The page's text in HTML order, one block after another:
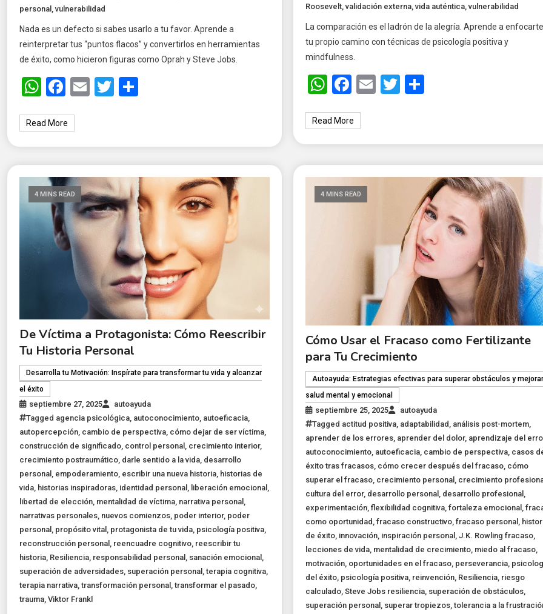
personal ,vulnerabilidad
Nada es un defecto si sabes usarlo a tu favor. Aprende a
reinterpretar tus “puntos flacos” y convertirlos en herramientas
de éxito, como hicieron figuras como Oprah y Steve Jobs.
WhatsApp
Facebook
EmailTwitter
Read More
Roosevelt,validación externa,vida auténtica,vulnerabilidad
La comparación es el ladrón de la alegría. Aprende a
tu propio camino con técnicas de psicología positiva y
mindfulness.
WhatsApp
Facebook
EmailTwitter
Share
Read More
4 MINS READ
De Víctima a Protagonista: Cómo Reescribir
Tu Historia Personal
Desarrolla tu Motivación: Inspírate para transformar tu vida y alcanzar
el éxito
septiembre 27, 2025
autoayuda
Tagged agencia psicológica, autoconocimiento, autoeficacia,
autopercepción, cambio de perspectiva, cómo dejar de ser víctima,
construcción de significado, control personal , crecimiento interior,
crecimiento postraumático, darle sentido a la vida, desarrollo
personal , empoderamiento, escribir una nueva historia, historias de
vida, historias inspiradoras, identidad personal , liberación emocional ,
libertad de elección, mentalidad de víctima, narrativa personal ,
narrativas personales, nuevos comienzos, poder interior, poder
personal , propósito vital , protagonista de tu vida, psicología positiva,
reconstrucción personal , reencuadre cognitivo, reescribir tu
historia, Resiliencia, responsabilidad personal , sanación emocional ,
superación de adversidades, superación personal ,terapia cognitiva,
terapia narrativa,transformación personal ,transformar el pasado,
trauma,Viktor Frankl
4 MINS READ
Cómo Usar el Fracaso como Fertilizante
para Tu Crecimiento
Autoayuda: Estrategias efectivas para superar obstáculos y
salud mental y emocional
septiembre 25, 2025
autoayuda
Tagged actitud positiva, adaptabilidad análisis post-mortem,
aprender de los errores, aprender del dolor, aprendizaje del
autoconocimiento, autoeficacia, cambio de perspectiva, casos
éxito tras fracasos, cómo crecer después del fracaso, cómo
superar el fracaso, crecimiento personal, crecimiento
cultura del error, desarrollo personal, desarrollo profesional,
experimentación, flexibilidad cognitiva, fortaleza emocional,
como oportunidad fracaso constructivo, fracaso personal,
de éxito, innovación, inspiración personal, J.K. Rowling fracaso,
lecciones de vida, mentalidad de crecimiento, miedo al fracaso,
motivación, oportunidades en el fracaso, perseverancia,
del éxito, psicología positiva, reinvención, Resiliencia, riesgo
calculado, Steve Jobs resiliencia, superación de obstáculos,
superación personal, superar tropiezos,tolerancia a la